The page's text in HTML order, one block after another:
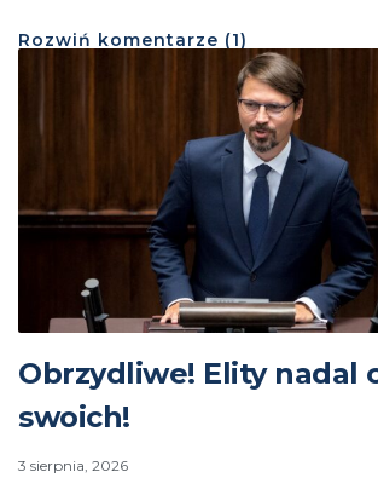
Rozwiń komentarze (1)
Obrzydliwe! Elity nadal
swoich!
3 sierpnia, 2026